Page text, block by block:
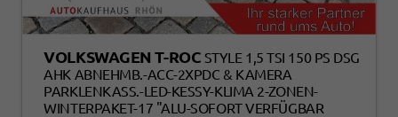
VOLKSWAGEN T-ROC STYLE 1,5 TSI 150 PS DSG
AHK ABNEHMB.-ACC-2XPDC & KAMERA
PARKLENKASS.-LED-KESSY-KLIMA 2-ZONEN-
WINTERPAKET-17 "ALU-SOFORT VERFÜGBAR